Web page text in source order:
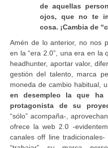
de aquellas
ojos, que no te
cosa. ¡Cambia de
Amén de lo anterior, no nos
en la “era 2.0”, una era en la
headhunter, aportar valor,
gestión del talento, marca
moneda de cambio habitual,
en desempleo la que ha
protagonista de su
“sólo” acompaña-,
ofrece la web 2.0 -
canales off line